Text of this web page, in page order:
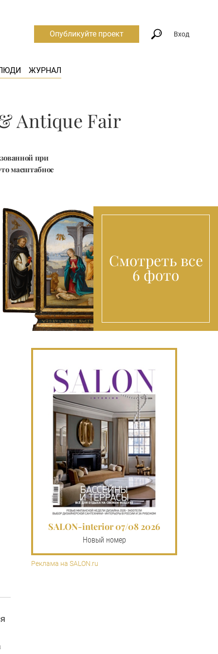
ЖУРНАЛ
Опубликуйте проект Вход
Antique Fair
при
масштабное
Смотреть все
6 фото
SALON-interior 07/08 2026
Новый номер
Реклама на SALON.ru